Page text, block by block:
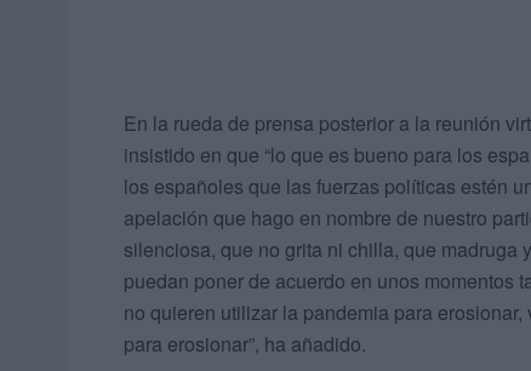
En la rueda de prensa posterior a la reunión
insistido en que “lo que es bueno para los
los españoles que las fuerzas políticas estén
apelación que hago en nombre de nuestro
silenciosa, que no grita ni chilla, que
puedan poner de acuerdo en unos momentos
no quieren utilizar la pandemia para
para erosionar”, ha añadido.